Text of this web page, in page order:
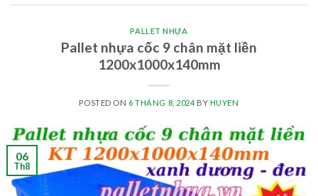
PALLET NHỰA
Pallet nhựa cốc 9 chân mặt liền
1200x1000x140mm
POSTED ON 6 THÁNG 8, 2024BY HUYEN
06
Th8